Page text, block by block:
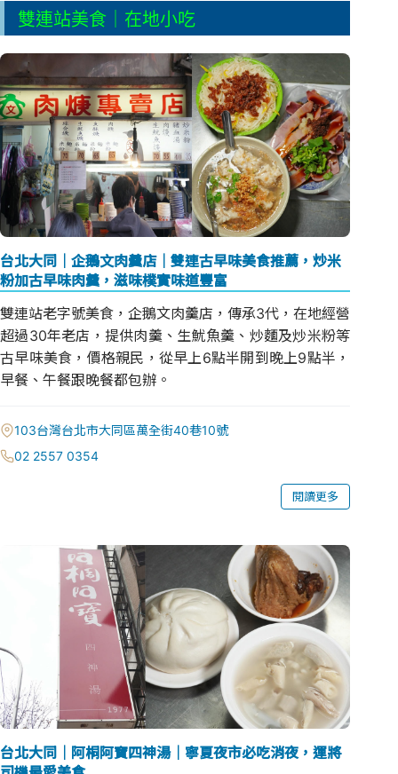
雙連站美食｜在地小吃
台北大同｜企鵝文肉羹店｜雙連古早味美食推薦，炒米
粉加古早味肉羹，滋味樸實味道豐富
雙連站老字號美食，企鵝文肉羹店，傳承3代，在地經營
超過30年老店，提供肉羹、生魷魚羹、炒麵及炒米粉等
古早味美食，價格親民，從早上6點半開到晚上9點半，
早餐、午餐跟晚餐都包辦。
103台灣台北市大同區萬全街40巷10號
02 2557 0354
閱讀更多
台北大同｜阿桐阿寶四神湯｜寧夏夜市必吃消夜，運將